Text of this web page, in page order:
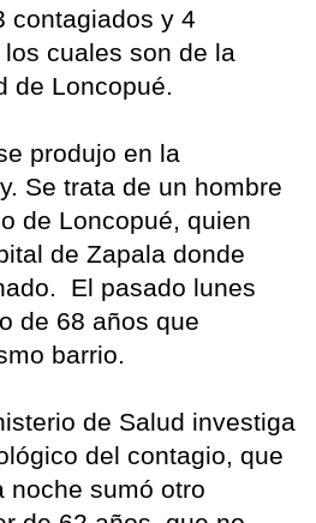
contagiados y 4
cuales son de la
de Loncopué.
produjo en la
Se trata de un hombre
de Loncopué, quien
de Zapala donde
El pasado lunes
de 68 años que
barrio.
de Salud investiga
del contagio, que
noche sumó otro